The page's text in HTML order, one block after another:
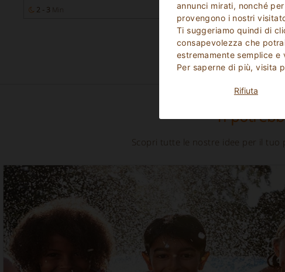
annunci mirati, nonché
provengono i nostri
Ti suggeriamo quindi di
consapevolezza che
estremamente semplice e
Per saperne di più, visita
Rifiuta
2 - 3 Min Posti Letto 2 -Min
Ti
Scopri tutte le nostre idee per il tuo